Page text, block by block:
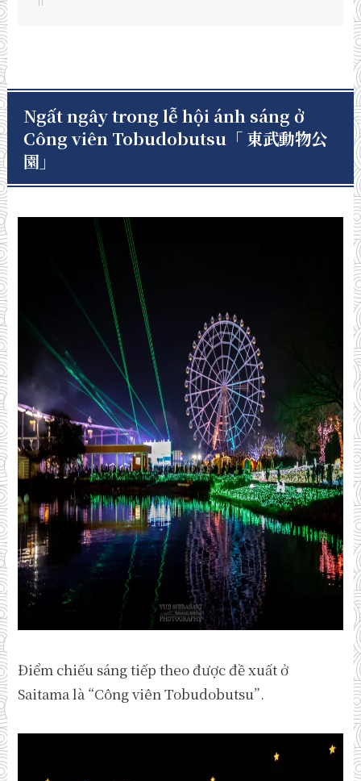
Ngất ngây trong lễ hội ánh sáng ở
Công viên Tobudobutsu 「 東武動物公
園」
Điểm chiếu sáng tiếp theo được đề xuất ở
Saitama là “Công viên Tobudobutsu”.